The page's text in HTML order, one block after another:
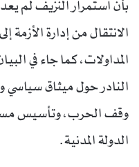
بأن استمرار النزيف لم
الانتقال من إدارة الأزمة
المداولات، كما جاء في
النادر حول ميثاق
وقف الحرب، وتأسيس مسار
الدولة المدنية.